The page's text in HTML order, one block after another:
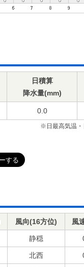
日積算
降水量(mm)
0.0
※日最高気温・
風向(16方位) 風
静穏
北西